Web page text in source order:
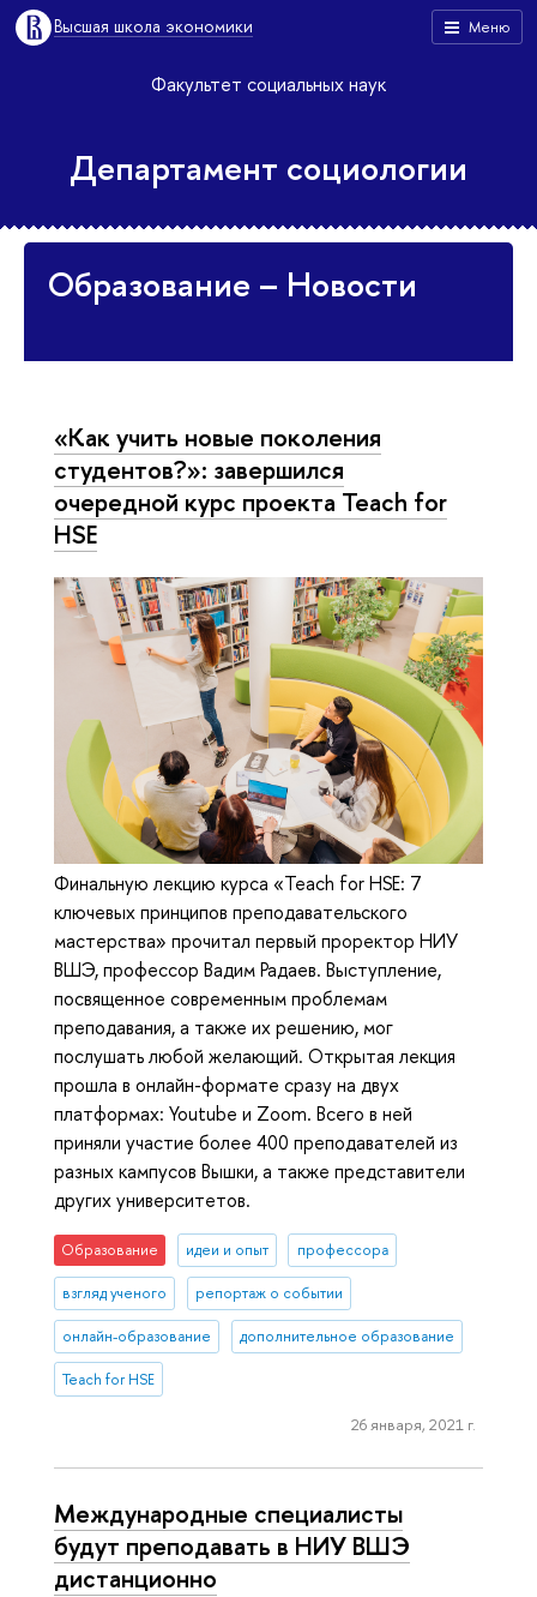
Меню
Высшая школа экономики
Факультет социальных наук
Департамент социологии
Образование – Новости
«Как учить новые поколения
студентов?»: завершился
очередной курс проекта Teach for
HSE
Финальную лекцию курса «Teach for HSE: 7
ключевых принципов преподавательского
мастерства» прочитал первый проректор НИУ
ВШЭ, профессор Вадим Радаев. Выступление,
посвященное современным проблемам
преподавания, а также их решению, мог
послушать любой желающий. Открытая лекция
прошла в онлайн-формате сразу на двух
платформах: Youtube и Zoom. Всего в ней
приняли участие более 400 преподавателей из
разных кампусов Вышки, а также представители
других университетов.
Образование идеи и опыт профессора
взгляд ученого репортаж о событии
онлайн-образование дополнительное образование
Teach for HSE
26 января, 2021 г.
Международные специалисты
будут преподавать в НИУ ВШЭ
дистанционно